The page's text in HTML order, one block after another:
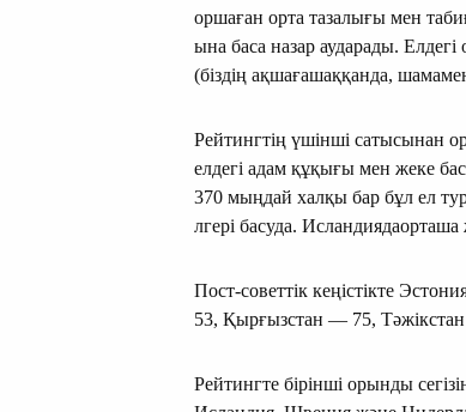
оршаған орта тазалығы мен
ына баса назар аударады.
(біздің ақшағашаққанда,
Рейтингтің үшінші сатысынан
елдегі адам құқығы мен жеке
370 мыңдай халқы бар бұл ел
лгері басуда.
Пост-советтік кеңістікте
53, Қырғызстан — 75,
Рейтингте бірінші орынды